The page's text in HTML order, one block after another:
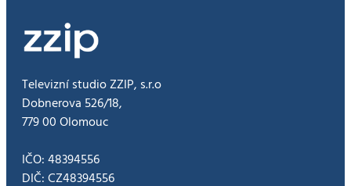
Televizní studio ZZIP, s.r.o
Dobnerova 526/18,
779 00 Olomouc
IČO: 48394556
DIČ: CZ48394556